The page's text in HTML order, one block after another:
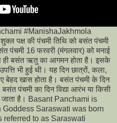
#ManishaJakhmola
पक्ष की पंचमी तिथि को बसंत पंचमी
पंचमी 16 फरवरी (मंगलवार) को मनाई
ही बसंत ऋतु का आगमन होता है। इसके
भी हुई थी। यह दिन छात्रों, कला,
बेहद खास होता है। बसंत पंचमी के दिन
पंचमी का दिन विद्या आरंभ या किसी
जाता है। Basant Panchami is
Saraswati was born
referred to as Saraswati